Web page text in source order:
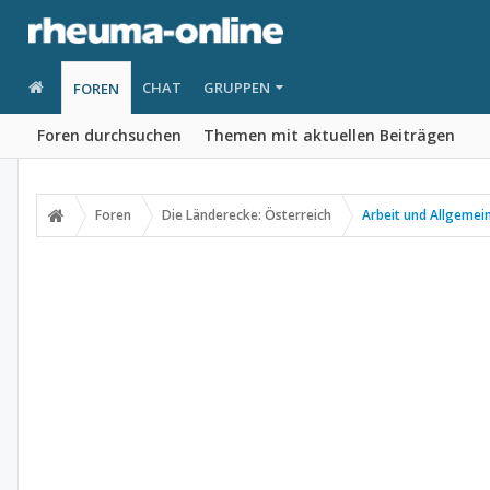
FOREN
Foren durchsuchen Themen mit aktuellen Beiträgen
CHAT GRUPPEN
Foren Die Länderecke: Österreich Arbeit und